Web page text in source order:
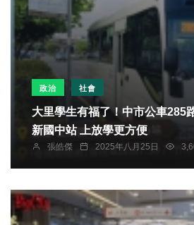
政治 社會
大里學生有福了！中市公車285
新國中站 上放學更方便
張皓傑 2025年八月25日